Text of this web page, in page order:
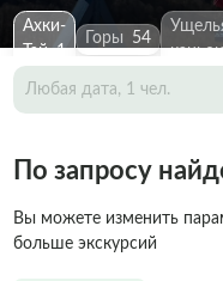
Ахки-
Тай 1
Горы 54
Любая дата, 1 чел.
По запросу
Вы можете изменить
больше экскурсий